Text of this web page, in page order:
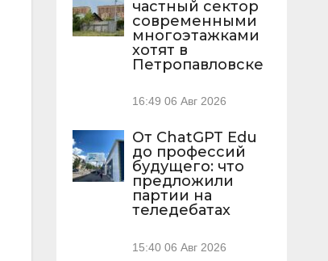
частный сектор
современными
многоэтажками
хотят в
Петропавловске
16:49 06 Авг 2026
От ChatGPT Edu
до профессий
будущего: что
предложили
партии на
теледебатах
15:40 06 Авг 2026